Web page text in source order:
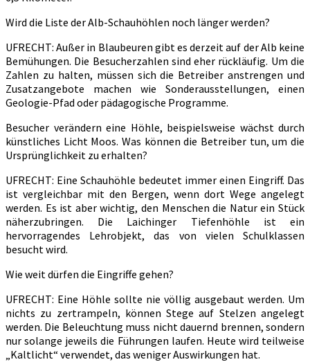
Wird die Liste der Alb-Schauhöhlen noch länger werden?
UFRECHT: Außer in Blaubeuren gibt es derzeit auf der Alb keine
Bemühungen. Die Besucherzahlen sind eher rückläufig. Um die
Zahlen zu halten, müssen sich die Betreiber anstrengen und
Zusatzangebote machen wie Sonderausstellungen, einen
Geologie-Pfad oder pädagogische Programme.
Besucher verändern eine Höhle, beispielsweise wächst durch
künstliches Licht Moos. Was können die Betreiber tun, um die
Ursprünglichkeit zu erhalten?
UFRECHT: Eine Schauhöhle bedeutet immer einen Eingriff. Das
ist vergleichbar mit den Bergen, wenn dort Wege angelegt
werden. Es ist aber wichtig, den Menschen die Natur ein Stück
näherzubringen. Die Laichinger Tiefenhöhle ist ein
hervorragendes Lehrobjekt, das von vielen Schulklassen
besucht wird.
Wie weit dürfen die Eingriffe gehen?
UFRECHT: Eine Höhle sollte nie völlig ausgebaut werden. Um
nichts zu zertrampeln, können Stege auf Stelzen angelegt
werden. Die Beleuchtung muss nicht dauernd brennen, sondern
nur solange jeweils die Führungen laufen. Heute wird teilweise
„Kaltlicht“ verwendet, das weniger Auswirkungen hat.